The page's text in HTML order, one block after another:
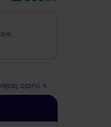
Hotel
20
oszczędza
z
opinii »